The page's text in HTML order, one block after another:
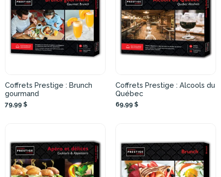
Coffrets Prestige : Brunch
gourmand
79,99 $
Coffrets Prestige : Alcools du
Québec
69,99 $